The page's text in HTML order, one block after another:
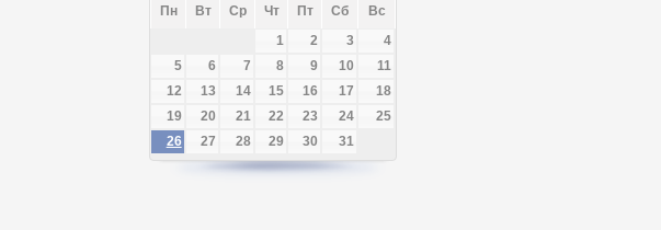
Пн Вт Ср Чт Пт Сб
Вс
1
2 3
4
5
6 7 8 9 10
11
12
13 14 15 16 17
18
19
20 21 22 23 24
25
26
27 28 29 30 31